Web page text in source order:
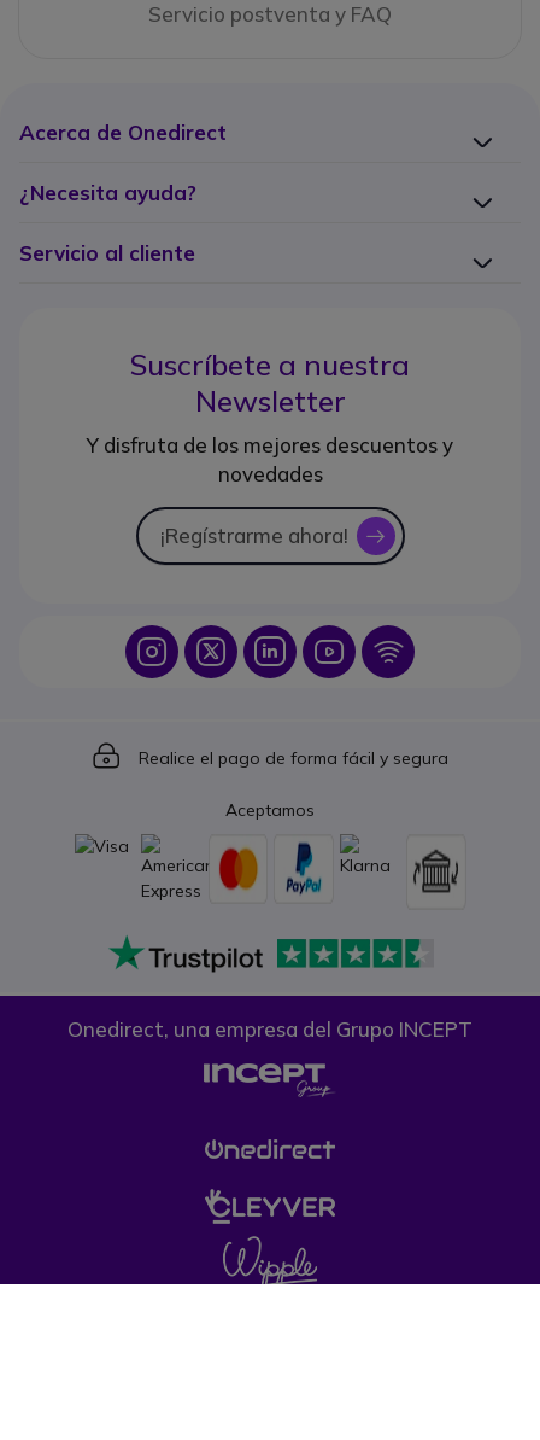
Servicio postventa y FAQ
Acerca de Onedirect
¿Necesita ayuda?
Servicio al cliente
Suscríbete a nuestra
Newsletter
Y disfruta de los mejores descuentos y
novedades
¡Regístrarme ahora! icon
Icon IconIcon Icon Icon
Icon
Realice el pago de forma fácil y segura
Aceptamos
Onedirect, una empresa del Grupo INCEPT